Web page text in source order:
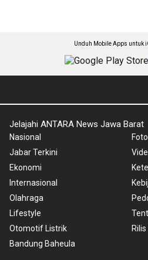
Unduh Mobile Apps untuk
Jelajahi ANTARA News Jawa Barat
Nasional
Jabar Terkini
Ekonomi
Internasional
Olahraga
Lifestyle
Otomotif Listrik
Bandung Baheula
Foto